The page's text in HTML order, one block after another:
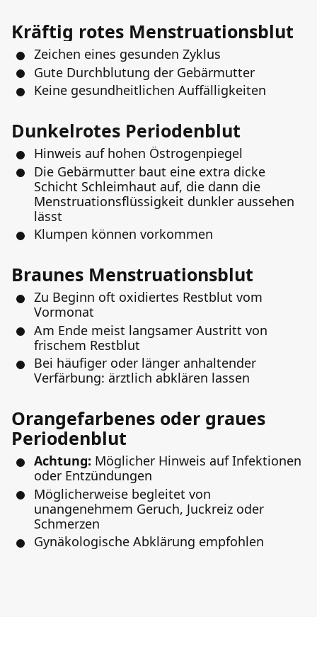
Kräftig rotes Menstruationsblut
Zeichen eines gesunden Zyklus
Gute Durchblutung der Gebärmutter
Keine gesundheitlichen Auffälligkeiten
Dunkelrotes Periodenblut
Hinweis auf hohen Östrogenpiegel
Die Gebärmutter baut eine extra dicke
Schicht Schleimhaut auf, die dann die
Menstruationsflüssigkeit dunkler aussehen
lässt
Klumpen können vorkommen
Braunes Menstruationsblut
Zu Beginn oft oxidiertes Restblut vom
Vormonat
Am Ende meist langsamer Austritt von
frischem Restblut
Bei häufiger oder länger anhaltender
Verfärbung: ärztlich abklären lassen
Orangefarbenes oder graues
Periodenblut
Achtung: Möglicher Hinweis auf Infektionen
oder Entzündungen
Möglicherweise begleitet von
unangenehmem Geruch, Juckreiz oder
Schmerzen
Gynäkologische Abklärung empfohlen